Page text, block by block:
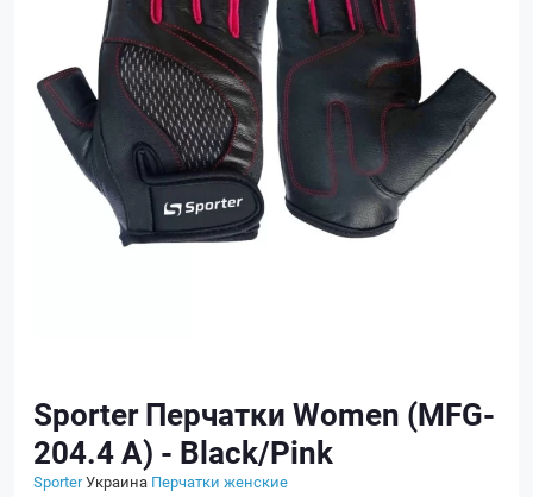
Sporter Перчатки Women (MFG-
204.4 A) - Black/Pink
SporterУкраина Перчатки женские